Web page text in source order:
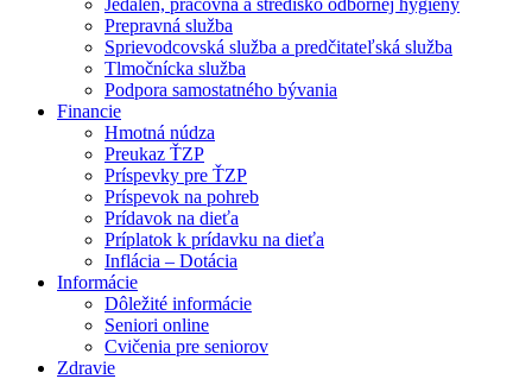
Jedáleň, práčovňa a stredisko odbornej hygieny
Prepravná služba
Sprievodcovská služba a predčitateľská služba
Tlmočnícka služba
Podpora samostatného bývania
Financie
Hmotná núdza
Preukaz ŤZP
Príspevky pre ŤZP
Príspevok na pohreb
Prídavok na dieťa
Príplatok k prídavku na dieťa
Inflácia – Dotácia
Informácie
Dôležité informácie
Seniori online
Cvičenia pre seniorov
Zdravie